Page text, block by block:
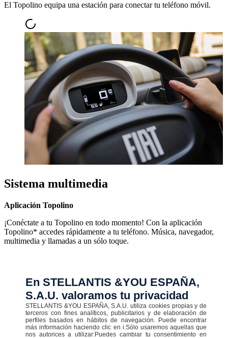
El Topolino equipa una estación para conectar tu teléfono móvil.
Sistema multimedia
Aplicación Topolino
¡Conéctate a tu Topolino en todo momento! Con la aplicación
Topolino* accedes rápidamente a tu teléfono. Música, navegador,
multimedia y llamadas a un sólo toque.
Disponible en stock
Ver todos
Ningún vehículo seleccionado
En STELLANTIS &YOU ESPAÑA,
S.A.U. valoramos tu privacidad
STELLANTIS &YOU ESPAÑA, S.A.U. utiliza cookies propias y de
terceros con fines analíticos, publicitarios y de elaboración de
perfiles basados en hábitos de navegación. Puede encontrar
más información haciendo clic en i.Sólo usaremos aquellas que
nos autorices a utilizar:Puedes cambiar tu consentimiento en